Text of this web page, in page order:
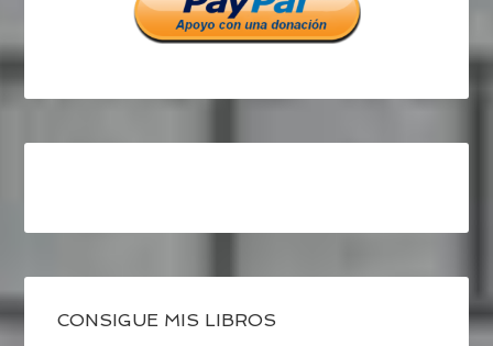
CONSIGUE MIS LIBROS